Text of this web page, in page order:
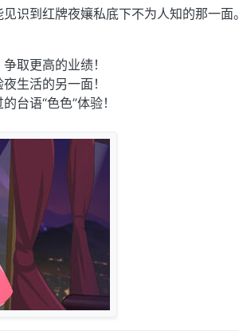
识到红牌夜孃私底下不为人知的那一面。
取更高的业绩！
生活的另一面！
台语“色色”体验！